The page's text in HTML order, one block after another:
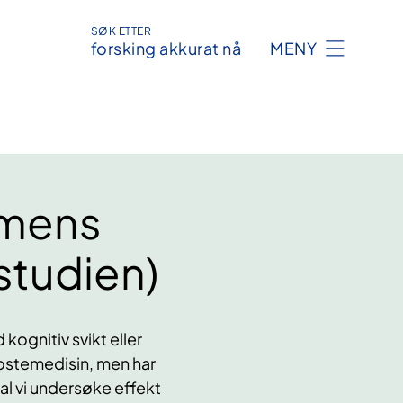
SØK ETTER
forsking akkurat nå MENY
kognitiv svikt eller
men har
vi undersøke effekt